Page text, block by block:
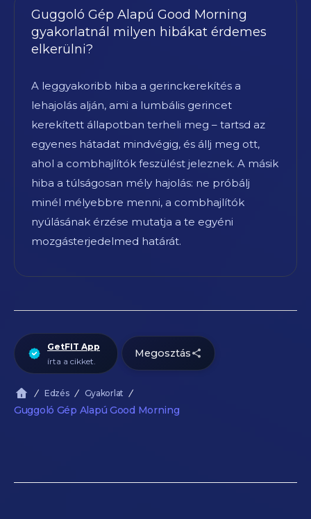
Guggoló Gép Alapú Good Morning
gyakorlatnál milyen hibákat érdemes
elkerülni?
A leggyakoribb hiba a gerinckerekítés a
lehajolás alján, ami a lumbális gerincet
kerekített állapotban terheli meg – tartsd az
egyenes hátadat mindvégig, és állj meg ott,
ahol a combhajlítók feszülést jeleznek. A másik
hiba a túlságosan mély hajolás: ne próbálj
minél mélyebbre menni, a combhajlítók
nyúlásának érzése mutatja a te egyéni
mozgásterjedelmed határát.
GetFIT App
írta a cikket.
Megosztás
Edzés Gyakorlat
Guggoló Gép Alapú Good Morning